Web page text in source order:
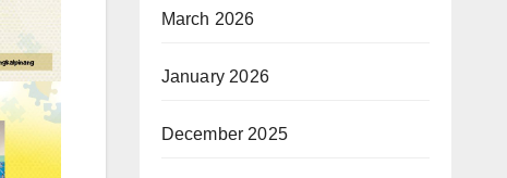
March 2026
January 2026
December 2025